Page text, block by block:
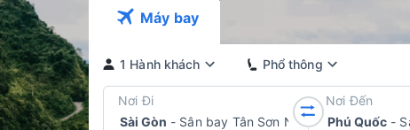
Máy bay
1 Hành khách Phổ thông
Nơi Đi
Sài Gòn - Sân bay Tân Sơn Nhất
Nơi Đến
Phú Quốc -